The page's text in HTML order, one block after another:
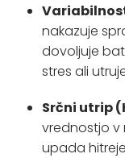
nakazuje
dovoljuje
stres ali
Srčni utrip
vrednostjo v
upada